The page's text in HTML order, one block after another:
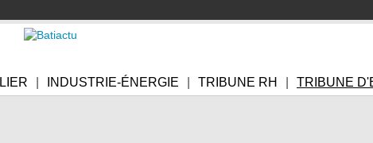
INDUSTRIE-ÉNERGIE TRIBUNE RH TRIBUNE